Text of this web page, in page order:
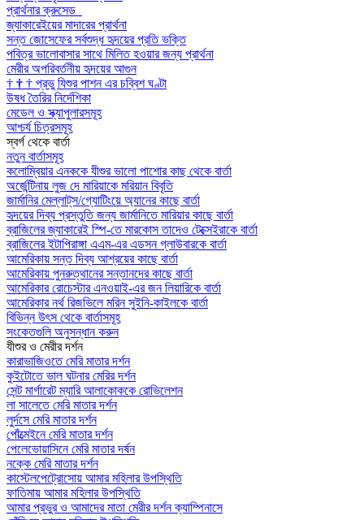
প্রার্থনার ক্রুসেড
জ্যাকারেইয়ের মাদারের প্রার্থনা
সন্ত জোসেফের সর্বশুদ্ধ হৃদয়ের প্রতি ভক্তি
পবিত্র ভালোবাসার সাথে মিলিত হওয়ার জন্য প্রার্থনা
মেরীর অপরিবর্তনীয় হৃদয়ের আগুন
† † † প্রভু যিশুর পাশন এর চব্বিশ ঘণ্টা
উষধ তৈরির নির্দেশিকা
মেডেল ও স্ক্যাপুলারসমূহ
আশ্চর্য চিত্রসমূহ
স্বর্গ থেকে বার্তা
নতুন বার্তাসমূহ
কলোম্বিয়ার এনককে যীশুর ভালো পাশোর কাছ থেকে বার্তা
অর্জেন্টিনায় লুজ দে মারিয়াকে মরিয়ান বিবৃতি
জার্মানির মেল্লাট্‌স/গ্যোটিংয়ে অ্যানের কাছে বার্তা
হৃদয়ের দিব্য প্রস্তুতি জন্য জার্মানিতে মারিয়ার কাছে বার্তা
ব্রাজিলের জ্যাকারেই স্পি-তে মারকোস তাদেও টেক্সেইরাকে বার্তা
ব্রাজিলের ইটাপিরাঙ্গা এএম-এর এডসন গ্লাউবারকে বার্তা
আমেরিকায় সন্ত দিব্য আশ্রয়ের কাছে বার্তা
আমেরিকায় পুনরুত্থানের সন্তানদের কাছে বার্তা
আমেরিকার রোচেস্টার এনওয়াই-এর জন লিয়ারিকে বার্তা
আমেরিকার নর্থ রিজভিলে মরিন সুইনি-কাইলকে বার্তা
বিভিন্ন উৎস থেকে বার্তাসমূহ
সংকেতগুলি অনুসন্ধান করুন
যীশুর ও মেরীর দর্শন
কারাভাজিওতে মেরি মাতার দর্শন
কুইটোতে ভাল ঘটনার মেরির দর্শন
সেন্ট মার্গারেট ম্যারি আলাকোককে রোভিলেশন
লা সালেতে মেরি মাতার দর্শন
লুর্দসে মেরি মাতার দর্শন
পোঁত্মেইনে মেরি মাতার দর্শন
পেলেভোয়াসিনে মেরি মাতার দর্ষন
নক্কে মেরি মাতার দর্শন
কাস্টেলপেট্রোসোয় আমার মহিলার উপস্থিতি
ফাতিমায় আমার মহিলার উপস্থিতি
আমার প্রভুর ও আমাদের মাতা মেরীর দর্শন ক্যাম্পিনাসে